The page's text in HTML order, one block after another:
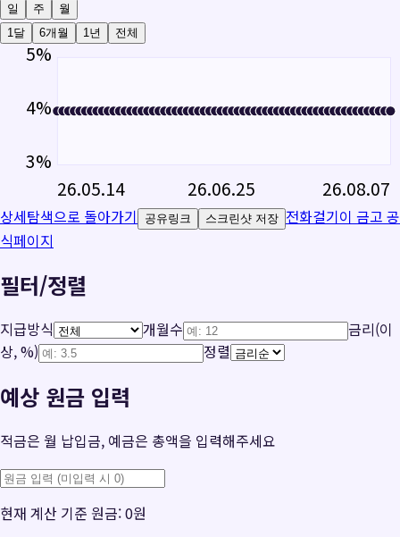
일 주
월
1달
6개월 1년 전체
5%
4%
3%
26.05.14 26.06.25 26.08.07
상세탐색으로 돌아가기 공유링크 스크린샷 저장 전화걸기이 금고 공
식페이지
필터/정렬
지급방식 개월수
금리(이
상, %)
정렬
예상 원금 입력
적금은 월 납입금, 예금은 총액을 입력해주세요
현재 계산 기준 원금:0원